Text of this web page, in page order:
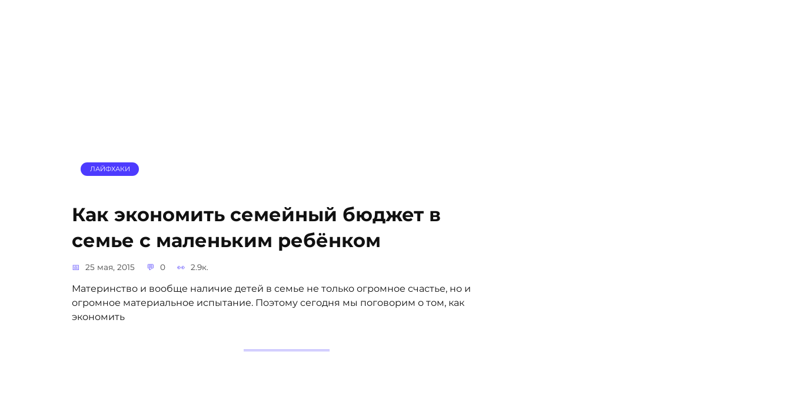
ЛАЙФХАКИ
Как экономить семейный бюджет в
семье с маленьким ребёнком
25 мая, 2015 0 2.9к.
Материнство и вообще наличие детей в семье не только огромное счастье, но и
огромное материальное испытание. Поэтому сегодня мы поговорим о том, как
экономить